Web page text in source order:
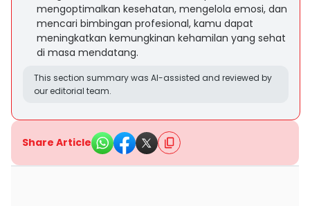
mengoptimalkan kesehatan, mengelola emosi, dan
mencari bimbingan profesional, kamu dapat
meningkatkan kemungkinan kehamilan yang sehat
di masa mendatang.
This section summary was AI-assisted and reviewed by
our editorial team.
Share Article